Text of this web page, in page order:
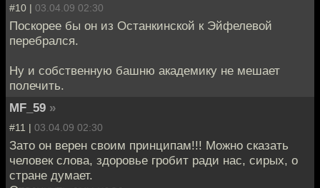
#10 | 03.04.09 02:30
Поскорее бы он из Останкинской к Эйфелевой
перебрался.
Ну и собственную башню академику не мешает
полечить.
MF_59 »
#11 | 03.04.09 02:30
Зато он верен своим принципам!!! Можно сказать
человек слова, здоровье гробит ради нас, сирых, о
стране думает.